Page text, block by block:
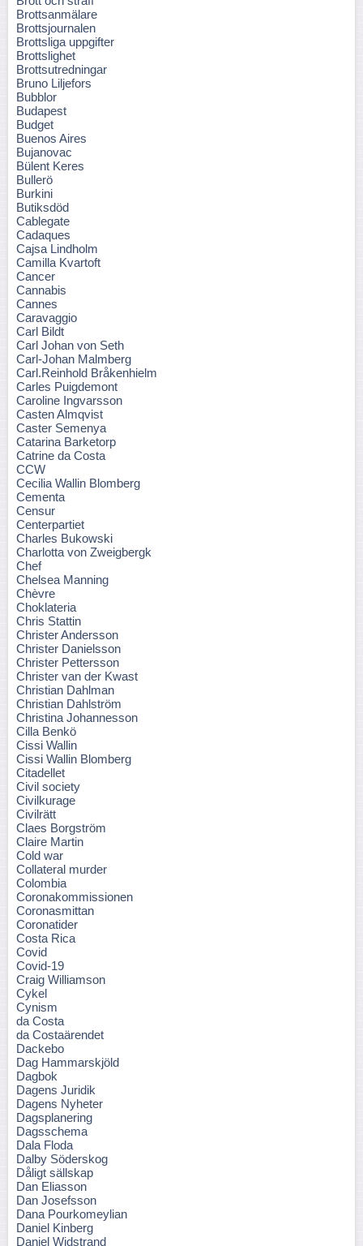
Brottsanmälare
Brottsjournalen
Brottsliga uppgifter
Brottslighet
Brottsutredningar
Bruno Liljefors
Bubblor
Budapest
Budget
Buenos Aires
Bujanovac
Bülent Keres
Bullerö
Burkini
Butiksdöd
Cablegate
Cadaques
Cajsa Lindholm
Camilla Kvartoft
Cancer
Cannabis
Cannes
Caravaggio
Carl Bildt
Carl Johan von Seth
Carl-Johan Malmberg
Carl.Reinhold Bråkenhielm
Carles Puigdemont
Caroline Ingvarsson
Casten Almqvist
Caster Semenya
Catarina Barketorp
Catrine da Costa
CCW
Cecilia Wallin Blomberg
Cementa
Censur
Centerpartiet
Charles Bukowski
Charlotta von Zweigbergk
Chef
Chelsea Manning
Chèvre
Choklateria
Chris Stattin
Christer Andersson
Christer Danielsson
Christer Pettersson
Christer van der Kwast
Christian Dahlman
Christian Dahlström
Christina Johannesson
Cilla Benkö
Cissi Wallin
Cissi Wallin Blomberg
Citadellet
Civil society
Civilkurage
Civilrätt
Claes Borgström
Claire Martin
Cold war
Collateral murder
Colombia
Coronakommissionen
Coronasmittan
Coronatider
Costa Rica
Covid
Covid-19
Craig Williamson
Cykel
Cynism
da Costa
da Costaärendet
Dackebo
Dag Hammarskjöld
Dagbok
Dagens Juridik
Dagens Nyheter
Dagsplanering
Dagsschema
Dala Floda
Dalby Söderskog
Dåligt sällskap
Dan Eliasson
Dan Josefsson
Dana Pourkomeylian
Daniel Kinberg
Daniel Widstrand